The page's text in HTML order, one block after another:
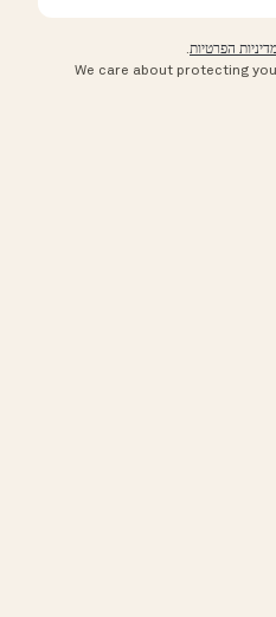
הפרטיות.
We care about protecting